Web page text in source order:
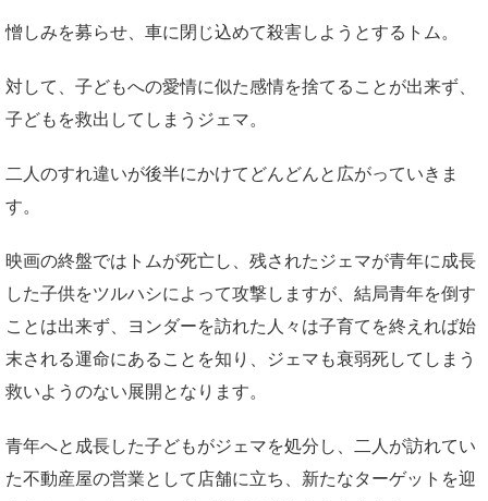
憎しみを募らせ、車に閉じ込めて殺害しようとするトム。
対して、子どもへの愛情に似た感情を捨てることが出来ず、
子どもを救出してしまうジェマ。
二人のすれ違いが後半にかけてどんどんと広がっていきま
す。
映画の終盤ではトムが死亡し、残されたジェマが青年に成長
した子供をツルハシによって攻撃しますが、結局青年を倒す
ことは出来ず、ヨンダーを訪れた人々は子育てを終えれば始
末される運命にあることを知り、ジェマも衰弱死してしまう
救いようのない展開となります。
青年へと成長した子どもがジェマを処分し、二人が訪れてい
た不動産屋の営業として店舗に立ち、新たなターゲットを迎